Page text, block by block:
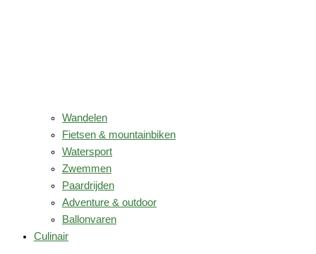
Wandelen
Fietsen & mountainbiken
Watersport
Zwemmen
Paardrijden
Adventure & outdoor
Ballonvaren
Culinair